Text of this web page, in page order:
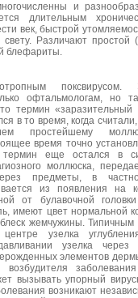
и
длительным
век, быстрой
Различают простой
блефариты.
поксвирусом.
офтальмологам, но
термин «заразительный
в то время, когда
простейшему
время точно
термин еще остался в
моллюска,
предметы, в
из появления на
от булавочной
имеют цвет нормальной
жемчужины. Типичным
узелка
узелка через
элементов
вызывать упорный
возникают